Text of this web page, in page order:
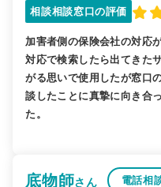
相談相談窓口の評価
加害者側の保険会社の対応
対応で検索したら出てきた
がる思いで使用したが窓口
談したことに真摯に向き合
た。
底物師さん 電話相